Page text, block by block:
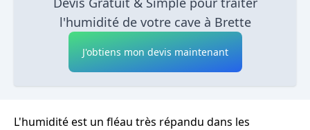
l'humidité de votre cave à Brette
J'obtiens mon devis maintenant
L'humidité est un fléau très répandu dans les